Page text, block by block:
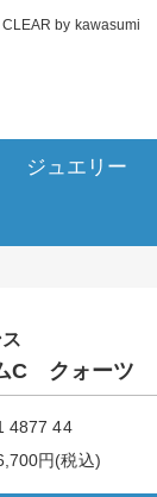
by kawasumi
ジュエリー
C クォーツ
4877 44
円(税込)